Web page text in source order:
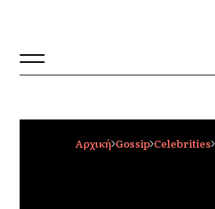
Αρχική Gossip Celebrities